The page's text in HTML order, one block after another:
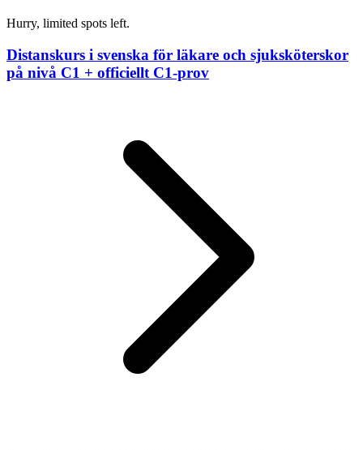
Hurry, limited spots left.
Distanskurs i svenska för läkare och sjuksköterskor
på nivå C1 + officiellt C1-prov